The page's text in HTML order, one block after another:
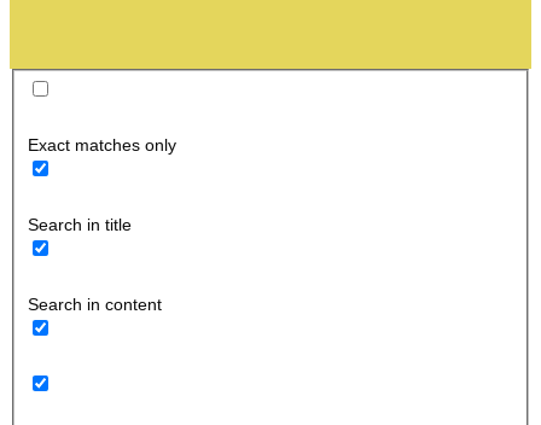
Exact matches only
Search in title
Search in content